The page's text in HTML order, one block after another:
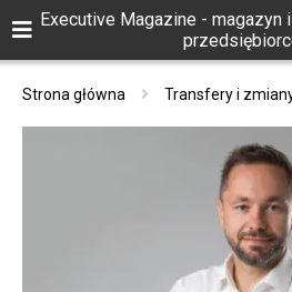
Executive Magazine -
Strona główna Transfery i